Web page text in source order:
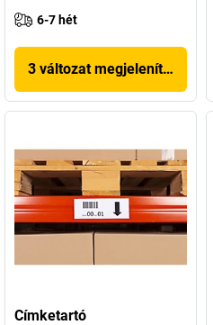
6-7 hét
3 változat megjelenítése
Címketartó